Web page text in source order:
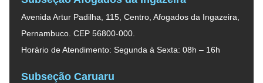
Avenida Artur Padilha, 115, Centro, Afogados da Ingazeira,
Pernambuco. CEP 56800-000.
Horário de Atendimento: Segunda à Sexta: 08h – 16h
Subseção Caruaru